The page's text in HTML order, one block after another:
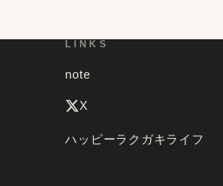
LINKS
note
X
ハッピーラクガキライフ